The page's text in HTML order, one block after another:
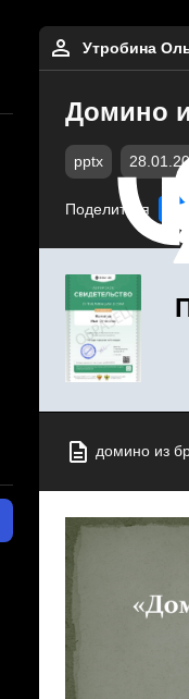
Утробина
Домино
pptx
Поделиться
домино из